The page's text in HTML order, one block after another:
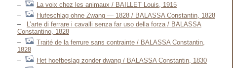
La voix chez les animaux / BAILLET Louis, 1915
Hufeschlag ohne Zwang — 1828 / BALASSA Constantin, 1828
L’arte di ferrare i cavalli senza far uso della forza / BALASSA
Constantino, 1828
Traité de la ferrure sans contrainte / BALASSA Constantin,
1828
Het hoefbeslag zonder dwang / BALASSA Constantin, 1830